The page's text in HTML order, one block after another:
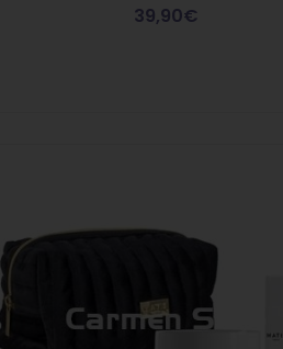
39,90€